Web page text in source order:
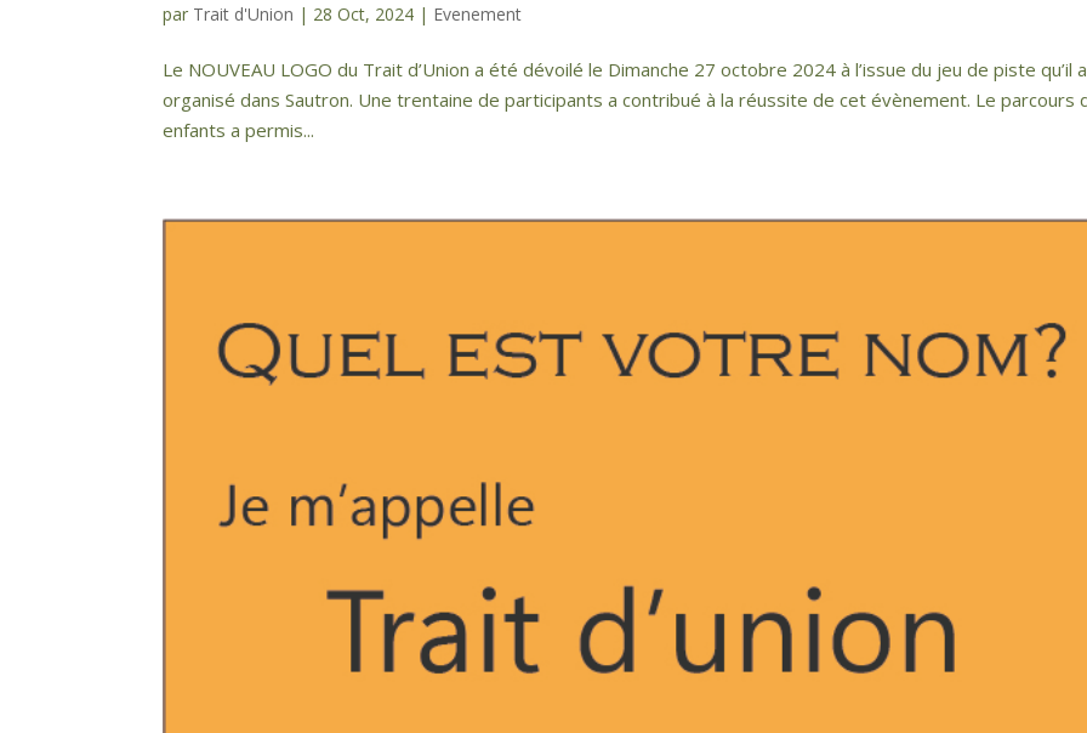
par Trait d'Union | 28 Oct, 2024 | Evenement
Le NOUVEAU LOGO du Trait d’Union a été dévoilé le Dimanche 27 octobre 2024 à l’issue du jeu de piste qu’il a
organisé dans Sautron. Une trentaine de participants a contribué à la réussite de cet évènement. Le parcours
enfants a permis...